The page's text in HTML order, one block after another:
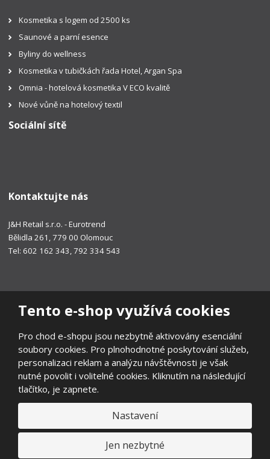
Tento e-shop využívá cookies
Pro chod e-shopu jsou nezbytně aktivovány esenciální
soubory cookies. Pro plnohodnotné poskytování služeb,
personalizaci reklam a analýzu návštěvnosti je však
nutné povolit i volitelné cookies. Kliknutím na následující
tlačítko, je zapnete.
Nastavení
Jen nezbytné
Kosmetika s logem od 2500 ks
Saunové a parní esence
Byliny do wellness
Kosmetika v tubičkách řada Hotel, Argan Spa
Omnia - hotelová kosmetika V ECO kvalitě
Nové vůně na hotelový textil
Sociální sítě
Kontaktujte nás
J&H Retail s.r.o. - Eurotrend
Bělidla 261, 779 00 Olomouc
Tel: 602 162 343, 792 334 543
Prohlášení o přístupnosti|Ochrana osobních údajů|Mapa stránek
Všeobecné obchodní podmínky|Ochrana oznamovatelů
Odstoupení od smlouvy